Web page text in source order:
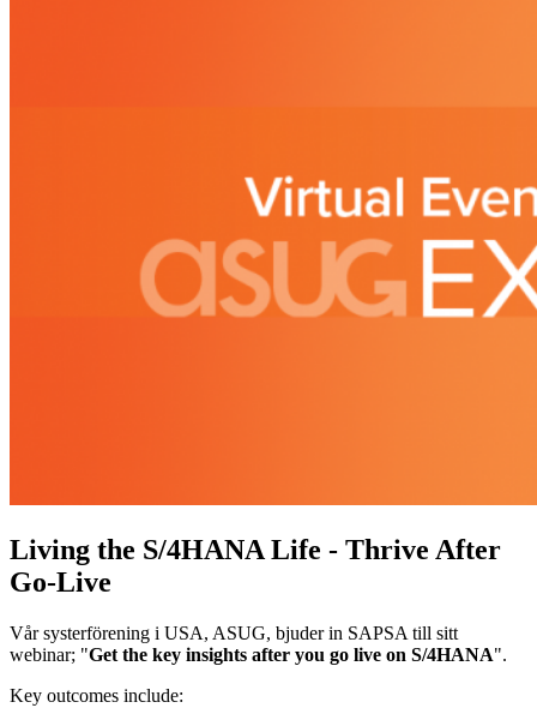
Living the S/4HANA Life - Thrive After
Go-Live
Vår systerförening i USA, ASUG, bjuder in SAPSA till sitt
webinar; "Get the key insights after you go live on S/4HANA".
Key outcomes include: